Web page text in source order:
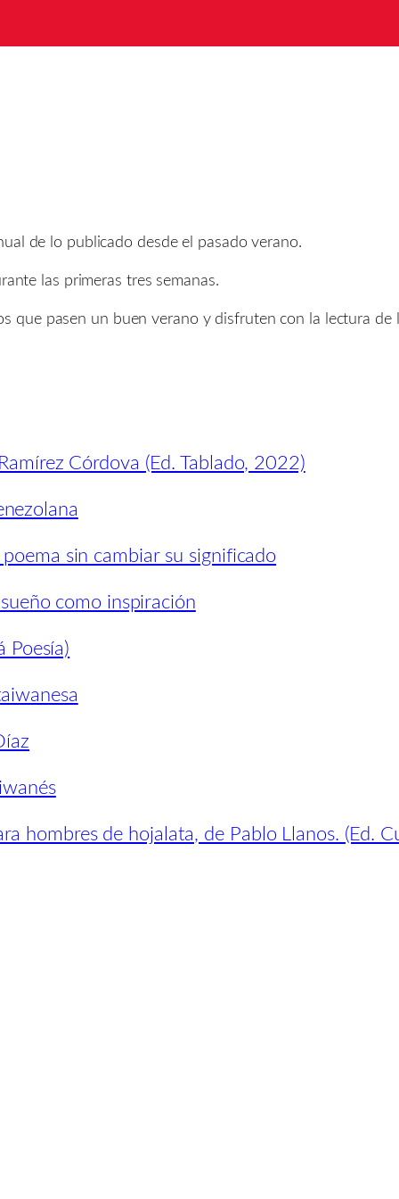
de lo publicado desde el pasado verano.
las primeras tres semanas.
que pasen un buen verano y disfruten con la lectura
Córdova (Ed. Tablado, 2022)
sin cambiar su significado
como inspiración
Poesía)
hombres de hojalata, de Pablo Llanos. (Ed.